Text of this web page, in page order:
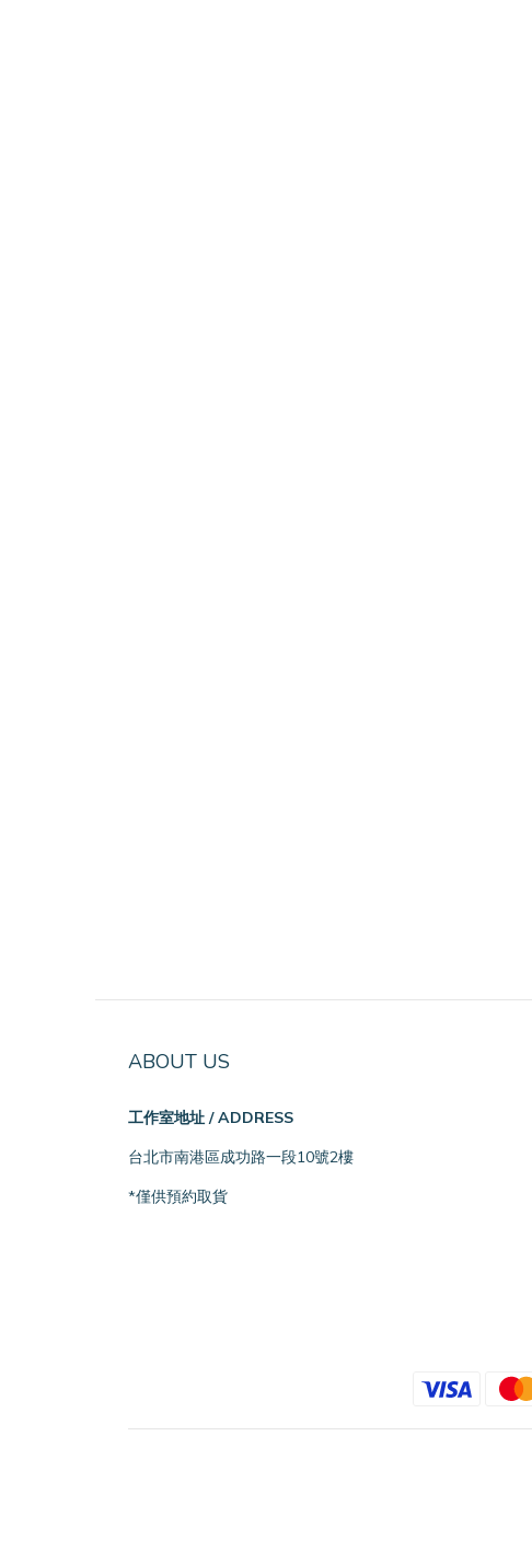
ABOUT US
工作室地址 / ADDRESS
台北市南港區成功路一段10號2樓
*僅供預約取貨